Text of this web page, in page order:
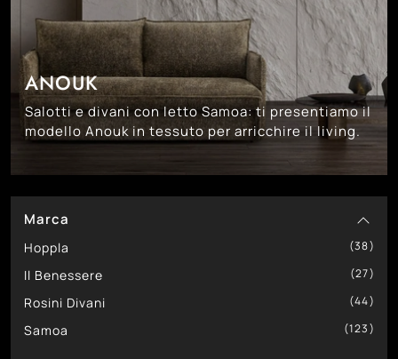
Marca
Hoppla 38
Il Benessere 27
Rosini Divani 44
Samoa 123
ANOUK
Salotti e divani con letto Samoa: ti presentiamo il
modello Anouk in tessuto per arricchire il living.